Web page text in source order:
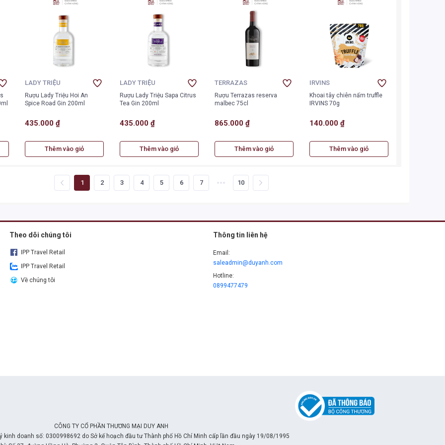
LADY TRIỆU
Rượu Lady Triệu Hoi An
Spice Road Gin 200ml
435.000 ₫
Thêm vào giỏ
LADY TRIỆU
Rượu Lady Triệu Sapa Citrus
Tea Gin 200ml
435.000 ₫
Thêm vào giỏ
TERRAZAS
Rượu Terrazas reserva
malbec 75cl
865.000 ₫
Thêm vào giỏ
IRVINS
Khoai tây chiên nấm truffle
IRVINS 70g
140.000 ₫
Thêm vào giỏ
1 2 3 4 5 6 7 10
Theo dõi chúng tôi
IPP Travel Retail
IPP Travel Retail
Về chúng tôi
Thông tin liên hệ
Email:
saleadmin@duyanh.com
Hotline:
0899477479
CÔNG TY CỔ PHẦN THƯƠNG MẠI DUY ANH
kinh doanh số: 0300998692 do Sở kế hoạch đầu tư Thành phố Hồ Chí Minh cấp lần đầu ngày 19/08/1995